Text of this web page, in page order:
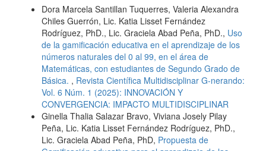
Dora Marcela Santillan Tuquerres, Valeria Alexandra
Chiles Guerrón, Lic. Katia Lisset Fernández
Rodríguez, PhD., Lic. Graciela Abad Peña, PhD., Uso
de la gamificación educativa en el aprendizaje de los
números naturales del 0 al 99, en el área de
Matemáticas, con estudiantes de Segundo Grado de
Básica. , Revista Científica Multidisciplinar G-nerando:
Vol. 6 Núm. 1 (2025): INNOVACIÓN Y
CONVERGENCIA: IMPACTO MULTIDISCIPLINAR
Ginella Thalia Salazar Bravo, Viviana Josely Pilay
Peña, Lic. Katia Lisset Fernández Rodríguez, PhD.,
Lic. Graciela Abad Peña, PhD, Propuesta de